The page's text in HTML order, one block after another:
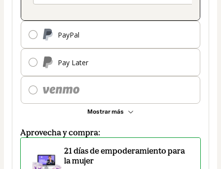
PayPal
Pay Later
Mostrar más
Aprovecha y compra:
21 días de empoderamiento para
la mujer